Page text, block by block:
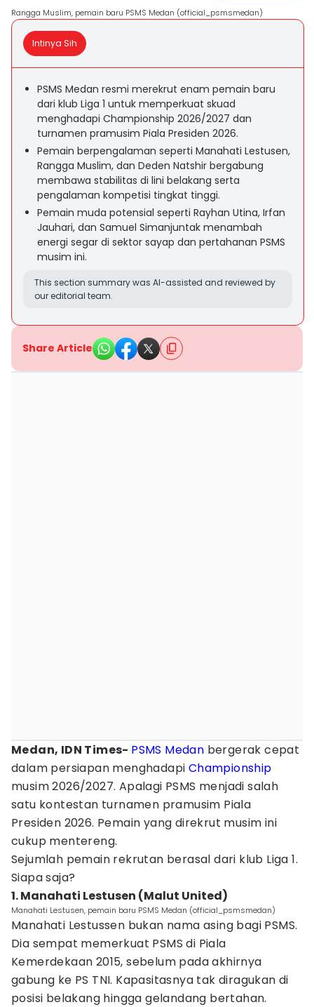
Rangga Muslim, pemain baru PSMS Medan (official_psmsmedan)
Intinya Sih
PSMS Medan resmi merekrut enam pemain baru
dari klub Liga 1 untuk memperkuat skuad
menghadapi Championship 2026/2027 dan
turnamen pramusim Piala Presiden 2026.
Pemain berpengalaman seperti Manahati Lestusen,
Rangga Muslim, dan Deden Natshir bergabung
membawa stabilitas di lini belakang serta
pengalaman kompetisi tingkat tinggi.
Pemain muda potensial seperti Rayhan Utina, Irfan
Jauhari, dan Samuel Simanjuntak menambah
energi segar di sektor sayap dan pertahanan PSMS
musim ini.
This section summary was AI-assisted and reviewed by
our editorial team.
Share Article
Medan, IDN Times- PSMS Medan bergerak cepat
dalam persiapan menghadapi Championship
musim 2026/2027. Apalagi PSMS menjadi salah
satu kontestan turnamen pramusim Piala
Presiden 2026. Pemain yang direkrut musim ini
cukup mentereng.
Sejumlah pemain rekrutan berasal dari klub Liga 1.
Siapa saja?
1. Manahati Lestusen (Malut United)
Manahati Lestusen, pemain baru PSMS Medan (official_psmsmedan)
Manahati Lestussen bukan nama asing bagi PSMS.
Dia sempat memerkuat PSMS di Piala
Kemerdekaan 2015, sebelum pada akhirnya
gabung ke PS TNI. Kapasitasnya tak diragukan di
posisi belakang hingga gelandang bertahan.